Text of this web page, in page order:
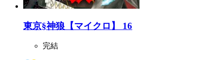
東京§神狼【マイクロ】 16
完結